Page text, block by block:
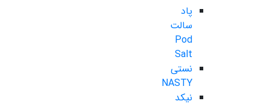
پاد
سالت
Pod
Salt
نستی
NASTY
نیکد